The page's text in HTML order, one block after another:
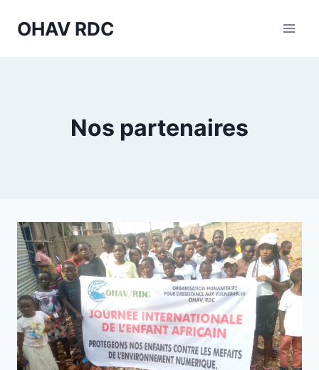
OHAV RDC
Nos partenaires